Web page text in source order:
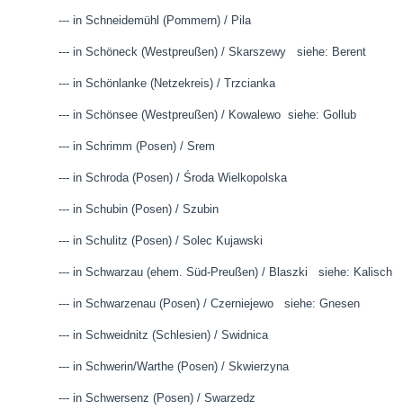
--- in Schneidemühl (Pommern) / Pila
--- in Schöneck (Westpreußen) / Skarszewy siehe: Berent
--- in Schönlanke (Netzekreis) / Trzcianka
--- in Schönsee (Westpreußen) / Kowalewo siehe: Gollub
--- in Schrimm (Posen) / Srem
--- in Schroda (Posen) / Środa Wielkopolska
--- in Schubin (Posen) / Szubin
--- in Schulitz (Posen) / Solec Kujawski
--- in Schwarzau (ehem. Süd-Preußen) / Blaszki siehe: Kalisch
--- in Schwarzenau (Posen) / Czerniejewo siehe: Gnesen
--- in Schweidnitz (Schlesien) / Swidnica
--- in Schwerin/Warthe (Posen) / Skwierzyna
--- in Schwersenz (Posen) / Swarzedz